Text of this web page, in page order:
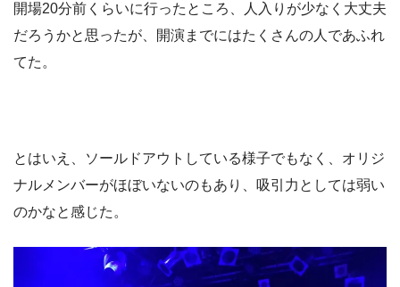
開場20分前くらいに行ったところ、人入りが少なく大丈夫
だろうかと思ったが、開演までにはたくさんの人であふれ
てた。
とはいえ、ソールドアウトしている様子でもなく、オリジ
ナルメンバーがほぼいないのもあり、吸引力としては弱い
のかなと感じた。